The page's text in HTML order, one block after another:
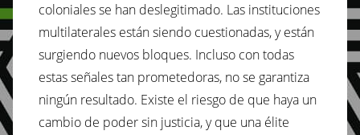
coloniales se han deslegitimado. Las instituciones
multilaterales están siendo cuestionadas, y están
surgiendo nuevos bloques. Incluso con todas
estas señales tan prometedoras, no se garantiza
ningún resultado. Existe el riesgo de que haya un
cambio de poder sin justicia, y que una élite